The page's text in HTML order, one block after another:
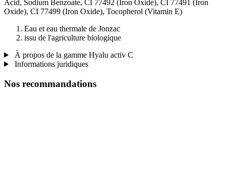
Acid, Sodium Benzoate, CI 77492 (Iron Oxide), CI 77491 (Iron
Oxide), CI 77499 (Iron Oxide), Tocopherol (Vitamin E)
Eau et eau thermale de Jonzac
issu de l'agriculture biologique
À propos de la gamme Hyalu activ C
Informations juridiques
Nos recommandations